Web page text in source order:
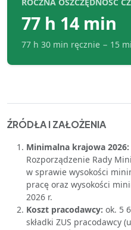
77 h 14 min
77 h 30 min ręcznie − 15
ŹRÓDŁA I ZAŁOŻENIA
Minimalna krajowa 2026:
Rozporządzenie Rady
w sprawie wysokości
pracę oraz wysokości
2026 r.
Koszt pracodawcy: ok. 5
składki ZUS pracodawcy